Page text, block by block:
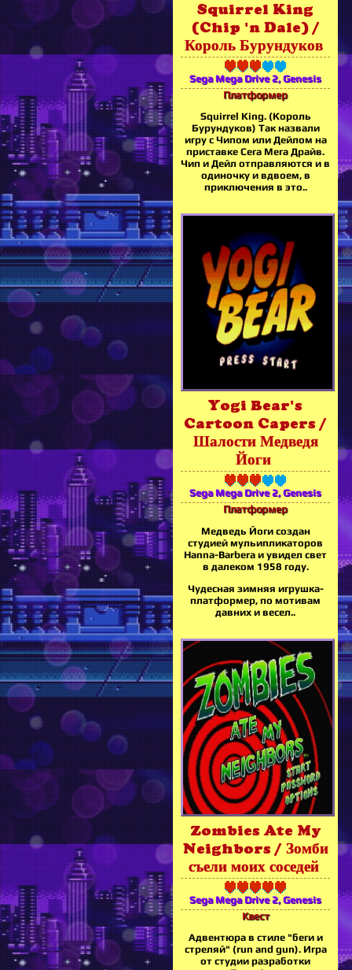
Squirrel King
(Chip 'n Dale) /
Король Бурундуков
Sega Mega Drive 2, Genesis
Платформер
Squirrel King. (Король
Бурундуков) Так назвали
игру с Чипом или Дейлом на
приставке Сега Мега Драйв.
Чип и Дейл отправляются и в
одиночку и вдвоем, в
приключения в это..
Yogi Bear's
Cartoon Capers /
Шалости Медведя
Йоги
Sega Mega Drive 2, Genesis
Платформер
Медведь Йоги создан
студией мульипликаторов
Hanna-Barbera и увидел свет
в далеком 1958 году.
Чудесная зимняя игрушка-
платформер, по мотивам
давних и весел..
Zombies Ate My
Neighbors / Зомби
съели моих соседей
Sega Mega Drive 2, Genesis
Квест
Адвентюра в стиле "беги и
стреляй" (run and gun). Игра
от студии разработки